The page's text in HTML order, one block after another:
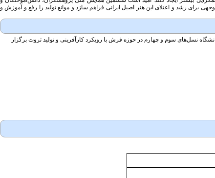
برای رشد و اعتلای این هنر اصیل ایرانی فراهم سازد و موانع تولید را رفع و آموزش و
نسل‌های سوم و چهارم در حوزه فرش با رویکرد کارآفرینی و تولید ثروت برگزار